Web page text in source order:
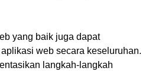
yang baik juga dapat
web secara keseluruhan.
langkah-langkah